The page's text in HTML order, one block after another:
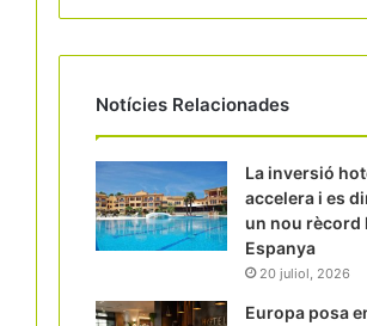
Notícies Relacionades
La inversió
accelera i es
un nou rècord
Espanya
20 juliol, 2026
Europa posa